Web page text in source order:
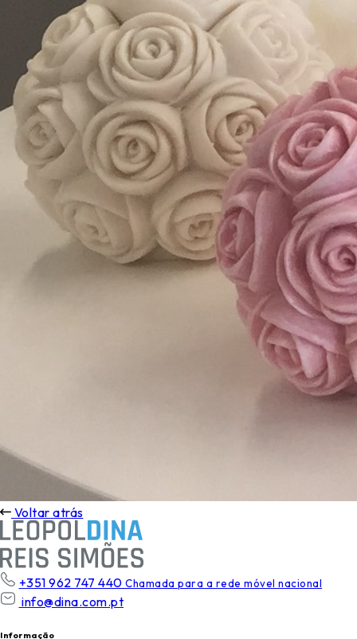
Voltar atrás
+351 962 747 440 Chamada para a rede móvel nacional
info@dina.com.pt
Informação